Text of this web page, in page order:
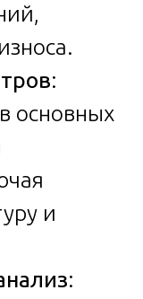
:
основных
и
: